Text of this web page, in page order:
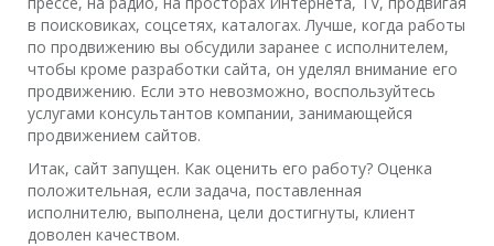
в поисковиках, соцсетях, каталогах. Лучше, когда работы
по продвижению вы обсудили заранее с исполнителем,
чтобы кроме разработки сайта, он уделял внимание его
продвижению. Если это невозможно, воспользуйтесь
услугами консультантов компании, занимающейся
продвижением сайтов.
Итак, сайт запущен. Как оценить его работу? Оценка
положительная, если задача, поставленная
исполнителю, выполнена, цели достигнуты, клиент
доволен качеством.